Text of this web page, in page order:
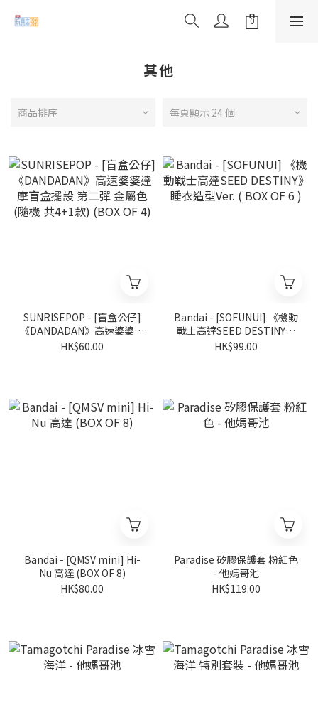
其他
商品排序 每頁顯示 24 個
SUNRISEPOP - [盲盒公仔]
《DANDADAN》高速婆婆達
摩盲盒擺設 第二彈 金屬色
HK$60.00
Bandai - [SOFUNUI] 《機動
戰士高達SEED DESTINY》
睡衣造型Ver. ( BOX OF 6 )
HK$99.00
Bandai - [QMSV mini] Hi-
Nu 高達 (BOX OF 8)
HK$80.00
Paradise 矽膠保護套 粉紅色
- 他媽哥池
HK$119.00